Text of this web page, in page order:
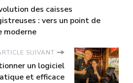
des caisses
: vers un point de
moderne
SUIVANT
un logiciel
et efficace